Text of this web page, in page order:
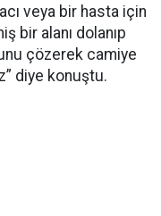
veya bir hasta için
bir alanı dolanıp
çözerek camiye
diye konuştu.